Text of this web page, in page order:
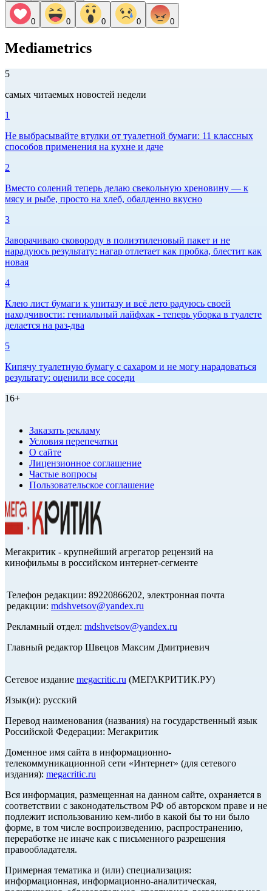
0 0 0 0 0
Mediametrics
5
самых читаемых новостей недели
1
Не выбрасывайте втулки от туалетной бумаги: 11 классных
способов применения на кухне и даче
2
Вместо солений теперь делаю свекольную хреновину — к
мясу и рыбе, просто на хлеб, обалденно вкусно
3
Заворачиваю сковороду в полиэтиленовый пакет и не
нарадуюсь результату: нагар отлетает как пробка, блестит как
новая
4
Клею лист бумаги к унитазу и всё лето радуюсь своей
находчивости: гениальный лайфхак - теперь уборка в туалете
делается на раз-два
5
Кипячу туалетную бумагу с сахаром и не могу нарадоваться
результату: оценили все соседи
16+
Заказать рекламу
Условия перепечатки
О сайте
Лицензионное соглашение
Частые вопросы
Пользовательское соглашение
Мегакритик - крупнейший агрегатор рецензий на
кинофильмы в российском интернет-сегменте
Телефон редакции: 89220866202, электронная почта
редакции: mdshvetsov@yandex.ru
Рекламный отдел: mdshvetsov@yandex.ru
Главный редактор Швецов Максим Дмитриевич
Сетевое издание megacritic.ru (МЕГАКРИТИК.РУ)
Язык(и): русский
Перевод наименования (названия) на государственный язык
Российской Федерации: Мегакритик
Доменное имя сайта в информационно-
телекоммуникационной сети «Интернет» (для сетевого
издания): megacritic.ru
Вся информация, размещенная на данном сайте, охраняется в
соответствии с законодательством РФ об авторском праве и не
подлежит использованию кем-либо в какой бы то ни было
форме, в том числе воспроизведению, распространению,
переработке не иначе как с письменного разрешения
правообладателя.
Примерная тематика и (или) специализация:
информационная, информационно-аналитическая,